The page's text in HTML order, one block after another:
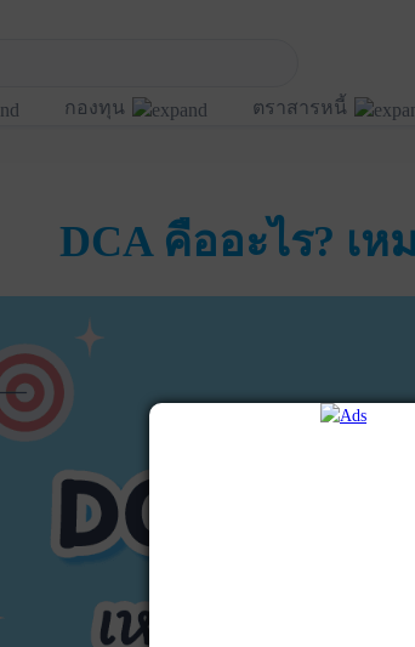
กองทุน ตราสารหนี้
DCA คืออะไร? เห